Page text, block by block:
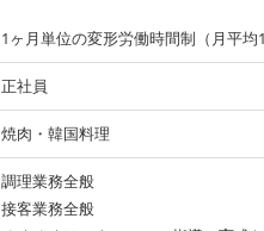
1ヶ月単位の変形労働時間制（月平均
正社員
焼肉・韓国料理
調理業務全般
接客業務全般